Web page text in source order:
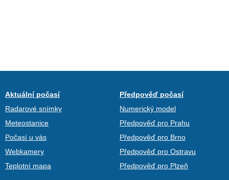
Aktuální počasí
Radarové snímky
Meteostanice
Počasí u vás
Webkamery
Teplotní mapa
Předpověď počasí
Numerický model
Předpověď pro Prahu
Předpověď pro Brno
Předpověď pro Ostravu
Předpověď pro Plzeň